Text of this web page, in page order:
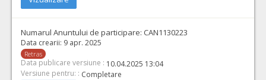
Numarul Anuntului de participare: CAN1130223
Data crearii: 9 apr. 2025
Retras
Data publicare versiune : 10.04.2025 13:04
Versiune pentru: : Completare